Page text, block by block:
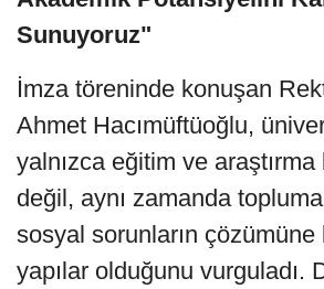
Sunuyoruz"
İmza töreninde konuşan
Ahmet Hacımüftüoğlu,
yalnızca eğitim ve araştırma
değil, aynı zamanda
sosyal sorunların çözümüne
yapılar olduğunu vurguladı.